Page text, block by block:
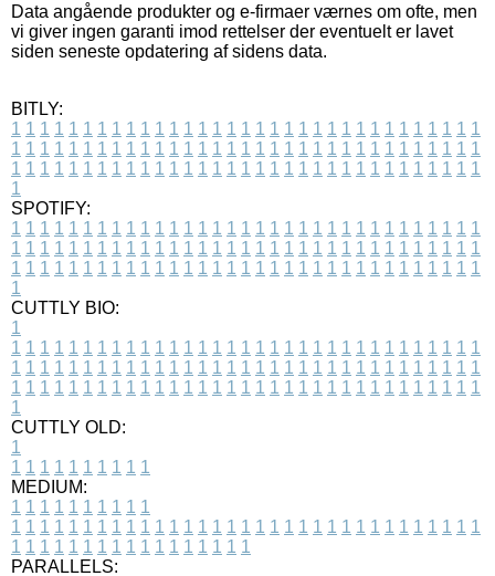
Data angående produkter og e-firmaer værnes om ofte, men
vi giver ingen garanti imod rettelser der eventuelt er lavet
siden seneste opdatering af sidens data.
BITLY:
1 1 1 1 1 1 1 1 1 1 1 1 1 1 1 1 1 1 1 1 1 1 1 1 1 1 1 1 1 1 1 1 1
1 1 1 1 1 1 1 1 1 1 1 1 1 1 1 1 1 1 1 1 1 1 1 1 1 1 1 1 1 1 1 1 1
1 1 1 1 1 1 1 1 1 1 1 1 1 1 1 1 1 1 1 1 1 1 1 1 1 1 1 1 1 1 1 1 1
1
SPOTIFY:
1 1 1 1 1 1 1 1 1 1 1 1 1 1 1 1 1 1 1 1 1 1 1 1 1 1 1 1 1 1 1 1 1
1 1 1 1 1 1 1 1 1 1 1 1 1 1 1 1 1 1 1 1 1 1 1 1 1 1 1 1 1 1 1 1 1
1 1 1 1 1 1 1 1 1 1 1 1 1 1 1 1 1 1 1 1 1 1 1 1 1 1 1 1 1 1 1 1 1
1
CUTTLY BIO:
1
1 1 1 1 1 1 1 1 1 1 1 1 1 1 1 1 1 1 1 1 1 1 1 1 1 1 1 1 1 1 1 1 1
1 1 1 1 1 1 1 1 1 1 1 1 1 1 1 1 1 1 1 1 1 1 1 1 1 1 1 1 1 1 1 1 1
1 1 1 1 1 1 1 1 1 1 1 1 1 1 1 1 1 1 1 1 1 1 1 1 1 1 1 1 1 1 1 1 1
1
CUTTLY OLD:
1
1 1 1 1 1 1 1 1 1 1
MEDIUM:
1 1 1 1 1 1 1 1 1 1
1 1 1 1 1 1 1 1 1 1 1 1 1 1 1 1 1 1 1 1 1 1 1 1 1 1 1 1 1 1 1 1 1
1 1 1 1 1 1 1 1 1 1 1 1 1 1 1 1 1
PARALLELS: